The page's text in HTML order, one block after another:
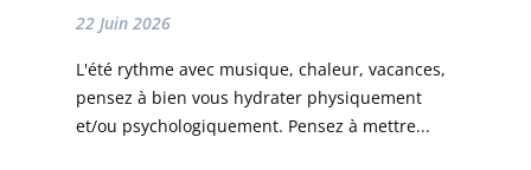
22 Juin 2026
L'été rythme avec musique, chaleur, vacances,
pensez à bien vous hydrater physiquement
et/ou psychologiquement. Pensez à mettre...